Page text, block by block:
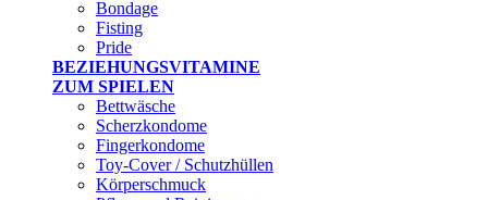
Bondage
Fisting
Pride
BEZIEHUNGSVITAMINE
ZUM SPIELEN
Bettwäsche
Scherzkondome
Fingerkondome
Toy-Cover / Schutzhüllen
Körperschmuck